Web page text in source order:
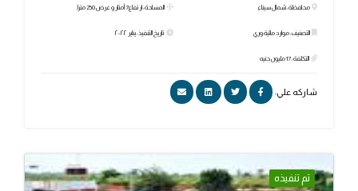
محافظة: شمال سيناء
التصنيف: موارد مائية وري
التكلفة: 17 مليون جنيه
المساحة: ارتفاع7 أمتار و عرض 250 مترا.
تاريخ التنفيذ: يناير ٢٠٢٢
شاركه علي:
تم تنفيذه